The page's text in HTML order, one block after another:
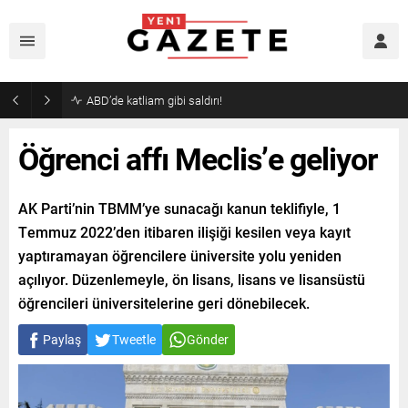
Akaryakıtta indirim bekleyenlere kötü haber!
Öğrenci affı Meclis’e geliyor
AK Parti’nin TBMM’ye sunacağı kanun teklifiyle, 1
Temmuz 2022’den itibaren ilişiği kesilen veya kayıt
yaptıramayan öğrencilere üniversite yolu yeniden
açılıyor. Düzenlemeyle, ön lisans, lisans ve lisansüstü
öğrencileri üniversitelerine geri dönebilecek.
Paylaş Tweetle Gönder